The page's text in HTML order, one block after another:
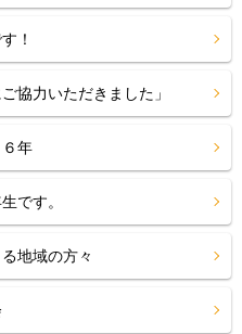
！
協力いただきました」
年
です。
地域の方々